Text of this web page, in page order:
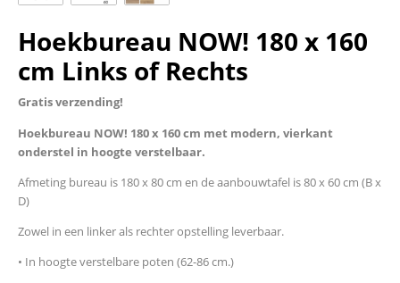
Hoekbureau NOW! 180 x 160
cm Links of Rechts
Gratis verzending!
Hoekbureau NOW! 180 x 160 cm met modern, vierkant
onderstel in hoogte verstelbaar.
Afmeting bureau is 180 x 80 cm en de aanbouwtafel is 80 x 60 cm (B x
D)
Zowel in een linker als rechter opstelling leverbaar.
• In hoogte verstelbare poten (62-86 cm.)